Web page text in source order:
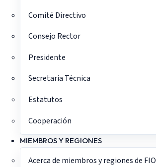
Comité Directivo
Consejo Rector
Presidente
Secretaría Técnica
Estatutos
Cooperación
MIEMBROS Y REGIONES
Acerca de miembros y regiones de FIO